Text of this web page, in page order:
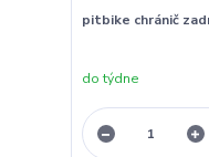
pitbike chránič
do týdne